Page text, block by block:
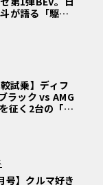
が語る「駆け
試乗】ディフ
ラック vs AMG
征く2台の「対
号】クルマ好き